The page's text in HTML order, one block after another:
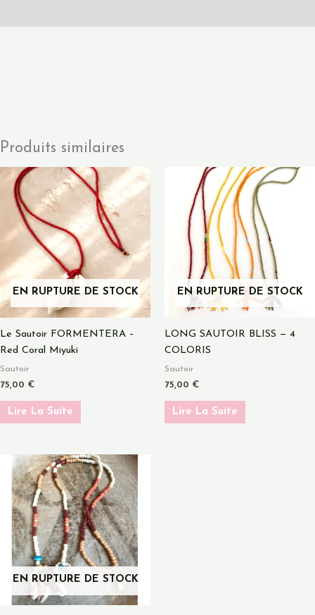
Produits similaires
EN RUPTURE DE STOCK
Le Sautoir FORMENTERA –
Red Coral Miyuki
Sautoir
75,00 €
Lire La Suite
EN RUPTURE DE STOCK
LONG SAUTOIR BLISS — 4
COLORIS
Sautoir
75,00 €
Lire La Suite
EN RUPTURE DE STOCK